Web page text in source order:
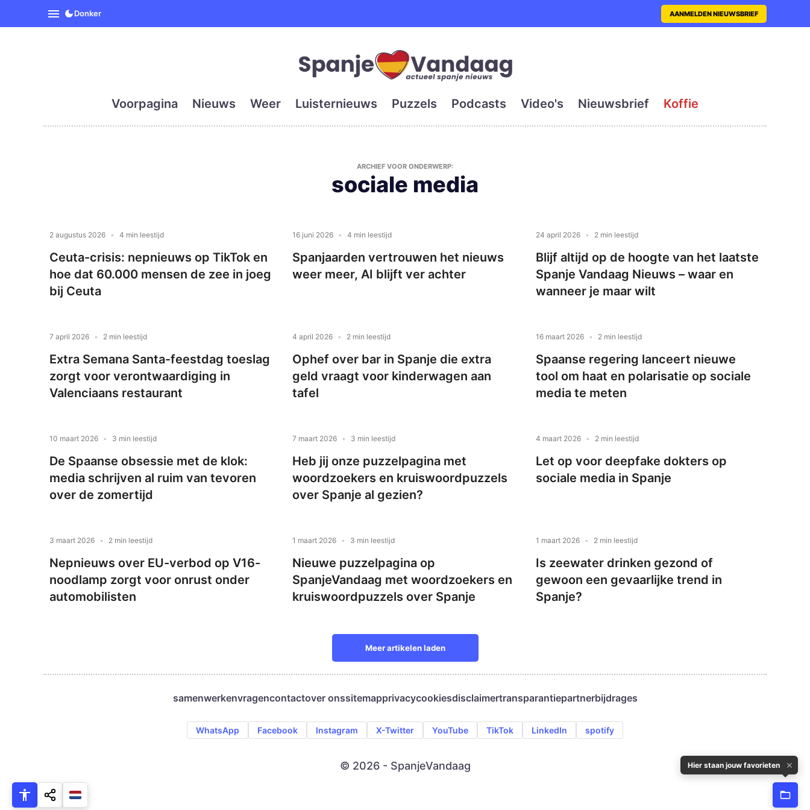
SpanjeVandaag is de eerste en grootste digitale krant met actueel en
Donker AANMELDEN NIEUWSBRIEF
Voorpagina Nieuws Weer Luisternieuws Puzzels Podcasts Video's Nieuwsbrief Koffie
ARCHIEF VOOR ONDERWERP:
sociale media
2 augustus 2026 4 min leestijd
Ceuta-crisis: nepnieuws op TikTok en
hoe dat 60.000 mensen de zee in joeg
bij Ceuta
16 juni 2026 4 min leestijd
Spanjaarden vertrouwen het nieuws
weer meer, AI blijft ver achter
24 april 2026 2 min leestijd
Blijf altijd op de hoogte van het laatste
Spanje Vandaag Nieuws – waar en
wanneer je maar wilt
7 april 2026 2 min leestijd
Extra Semana Santa-feestdag toeslag
zorgt voor verontwaardiging in
Valenciaans restaurant
4 april 2026 2 min leestijd
Ophef over bar in Spanje die extra
geld vraagt voor kinderwagen aan
tafel
16 maart 2026 2 min leestijd
Spaanse regering lanceert nieuwe
tool om haat en polarisatie op sociale
media te meten
10 maart 2026 3 min leestijd
De Spaanse obsessie met de klok:
media schrijven al ruim van tevoren
over de zomertijd
7 maart 2026 3 min leestijd
Heb jij onze puzzelpagina met
woordzoekers en kruiswoordpuzzels
over Spanje al gezien?
4 maart 2026 2 min leestijd
Let op voor deepfake dokters op
sociale media in Spanje
3 maart 2026 2 min leestijd
Nepnieuws over EU-verbod op V16-
noodlamp zorgt voor onrust onder
automobilisten
1 maart 2026 3 min leestijd
Nieuwe puzzelpagina op
SpanjeVandaag met woordzoekers en
kruiswoordpuzzels over Spanje
1 maart 2026 2 min leestijd
Is zeewater drinken gezond of
gewoon een gevaarlijke trend in
Spanje?
Meer artikelen laden
samenwerkenvragencontactover onssitemapprivacycookiesdisclaimertransparantiepartnerbijdrages
WhatsApp Facebook Instagram X-Twitter YouTube TikTok LinkedIn spotify
© 2026 - SpanjeVandaag Hier staan jouw favorieten ✕